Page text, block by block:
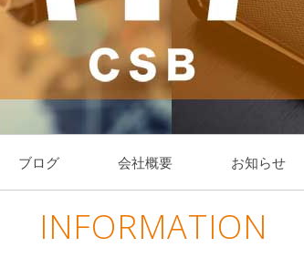
ブログ 会社概要 お知らせ
INFORMATION